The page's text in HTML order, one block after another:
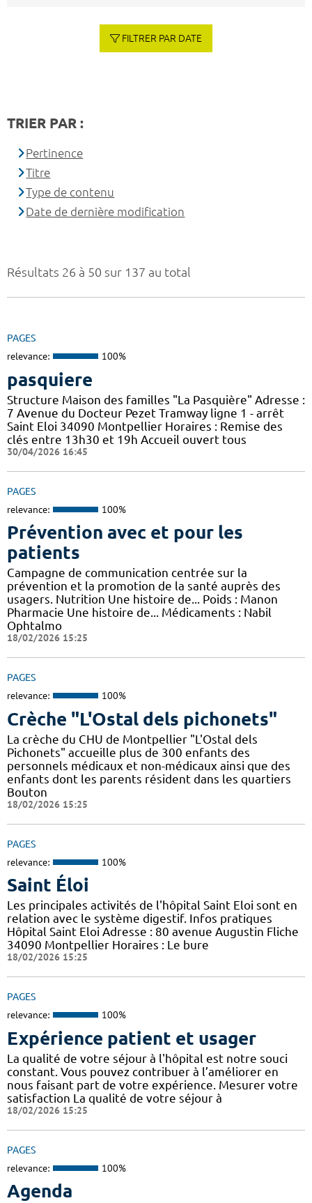
Résultats 26 à 50 sur 137 au total
PAGES
relevance: 100%
pasquiere
Structure Maison des familles "La Pasquière" Adresse :
7 Avenue du Docteur Pezet Tramway ligne 1 - arrêt
Saint Eloi 34090 Montpellier Horaires : Remise des
clés entre 13h30 et 19h Accueil ouvert tous
30/04/2026 16:45
PAGES
relevance: 100%
Prévention avec et pour les
patients
Campagne de communication centrée sur la
prévention et la promotion de la santé auprès des
usagers. Nutrition Une histoire de... Poids : Manon
Pharmacie Une histoire de... Médicaments : Nabil
Ophtalmo
18/02/2026 15:25
PAGES
relevance: 100%
Crèche "L'Ostal dels pichonets"
La crèche du CHU de Montpellier "L'Ostal dels
Pichonets" accueille plus de 300 enfants des
personnels médicaux et non-médicaux ainsi que des
enfants dont les parents résident dans les quartiers
Bouton
18/02/2026 15:25
PAGES
relevance: 100%
Saint Éloi
Les principales activités de l'hôpital Saint Eloi sont en
relation avec le système digestif. Infos pratiques
Hôpital Saint Eloi Adresse : 80 avenue Augustin Fliche
34090 Montpellier Horaires : Le bure
18/02/2026 15:25
PAGES
relevance: 100%
Expérience patient et usager
La qualité de votre séjour à l'hôpital est notre souci
constant. Vous pouvez contribuer à l’améliorer en
nous faisant part de votre expérience. Mesurer votre
satisfaction La qualité de votre séjour à
18/02/2026 15:25
PAGES
relevance: 100%
Agenda
FILTRER PAR DATE
TRIER PAR :
Pertinence
Titre
Type de contenu
Date de dernière modification